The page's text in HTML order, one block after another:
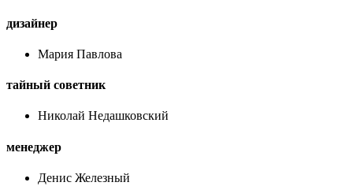
дизайнер
Мария Павлова
тайный советник
Николай Недашковский
менеджер
Денис Железный